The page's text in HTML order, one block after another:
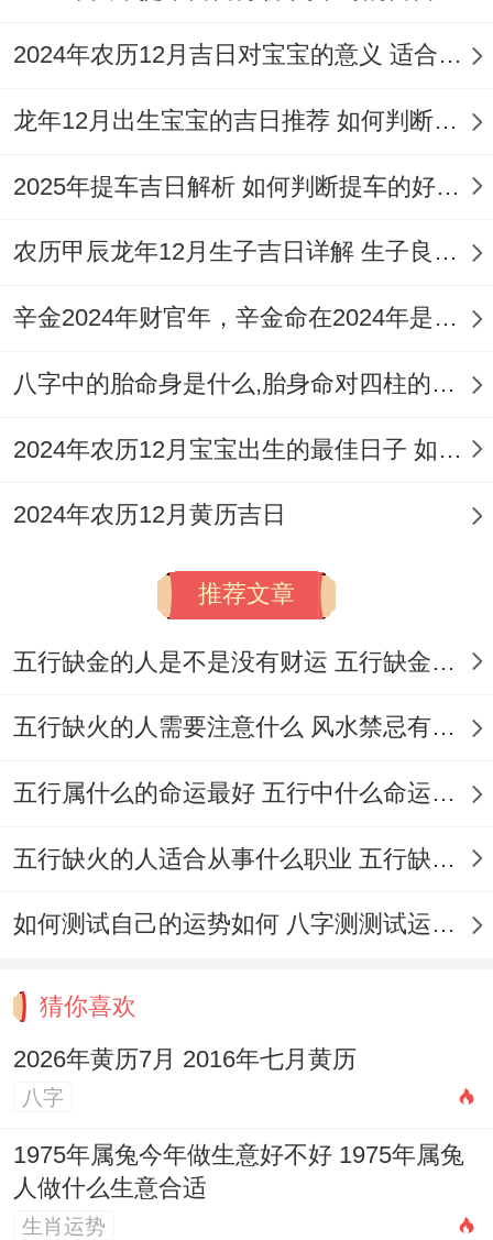
2024年农历12月吉日对宝宝的意义 适合龙年宝宝出生的日子有哪些
龙年12月出生宝宝的吉日推荐 如何判断吉日是否适合宝宝
2025年提车吉日解析 如何判断提车的好日子
农历甲辰龙年12月生子吉日详解 生子良辰的影响因素
辛金2024年财官年，辛金命在2024年是财官年还是财印年
八字中的胎命身是什么,胎身命对四柱的影响
2024年农历12月宝宝出生的最佳日子 如何挑选适合的吉日
2024年农历12月黄历吉日
推荐文章
五行缺金的人是不是没有财运 五行缺金的人命运好不好
五行缺火的人需要注意什么 风水禁忌有哪些
五行属什么的命运最好 五行中什么命运势旺盛
五行缺火的人适合从事什么职业 五行缺火的人适合从事的职业有哪些
如何测试自己的运势如何 八字测测试运运程
猜你喜欢
2026年黄历7月 2016年七月黄历
八字
1975年属兔今年做生意好不好 1975年属兔
人做什么生意合适
生肖运势